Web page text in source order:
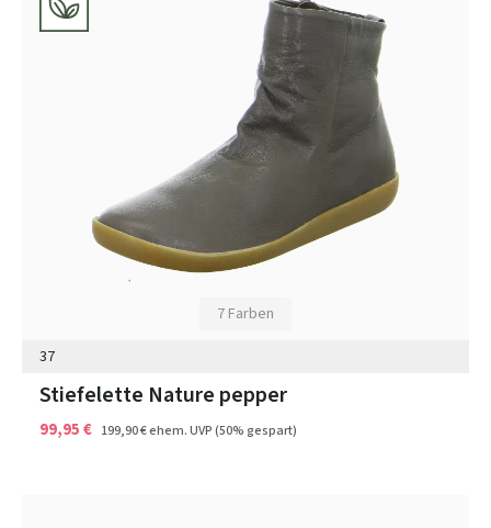
7 Farben
37
Stiefelette Nature pepper
99,95 € 199,90 €ehem. UVP(50% gespart)